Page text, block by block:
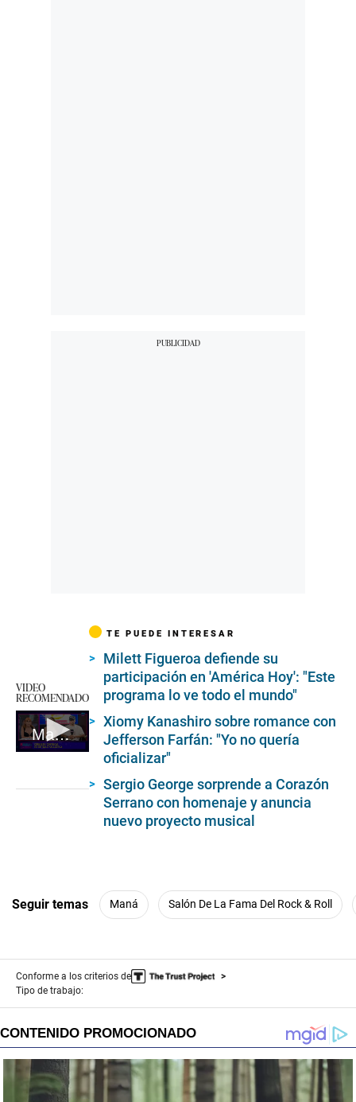
VIDEO
RECOMENDADO
Magaly y su tensa entrevista con Greissy tras revelar embarazo: no estés pidiendo ayuda, porque Randol no tiene para mantener a tu nuevo hijo
TE PUEDE INTERESAR
Milett Figueroa defiende su
participación en 'América Hoy': "Este
programa lo ve todo el mundo"
Xiomy Kanashiro sobre romance con
Jefferson Farfán: "Yo no quería
oficializar"
Sergio George sorprende a Corazón
Serrano con homenaje y anuncia
nuevo proyecto musical
Seguir temas Maná Salón De La Fama Del Rock & Roll
Conforme a los criterios de
Tipo de trabajo: